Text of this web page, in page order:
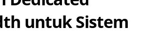
untuk Sistem